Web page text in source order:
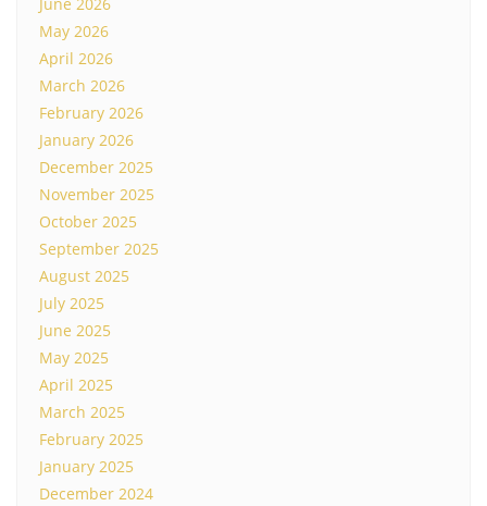
May 2026
April 2026
March 2026
February 2026
January 2026
December 2025
November 2025
October 2025
September 2025
August 2025
July 2025
June 2025
May 2025
April 2025
March 2025
February 2025
January 2025
December 2024